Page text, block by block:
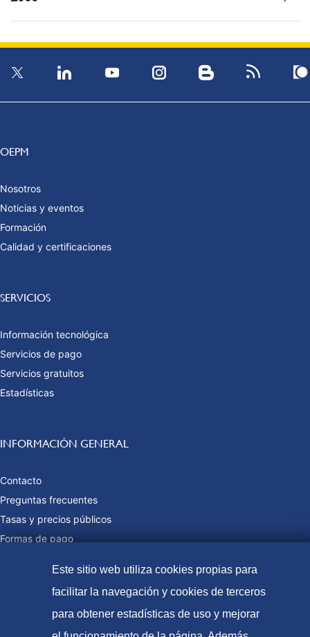
OEPM
Nosotros
Noticias y eventos
Formación
Calidad y certificaciones
SERVICIOS
Información tecnológica
Servicios de pago
Servicios gratuitos
Estadísticas
INFORMACIÓN GENERAL
Contacto
Preguntas frecuentes
Tasas y precios públicos
Formas de pago
© Oficina Española de Patentes y Marcas, 2023
Este sitio web utiliza cookies propias para
facilitar la navegación y cookies de terceros
para obtener estadísticas de uso y mejorar